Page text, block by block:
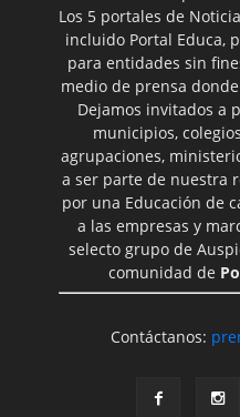
Los 5 portales de
incluido Portal Educa,
para entidades sin
medio de prensa
Dejamos invitados a
municipios,
agrupaciones,
a ser parte de nuestra
por una Educación de
a las empresas y
selecto grupo de
comunidad de
Contáctanos: